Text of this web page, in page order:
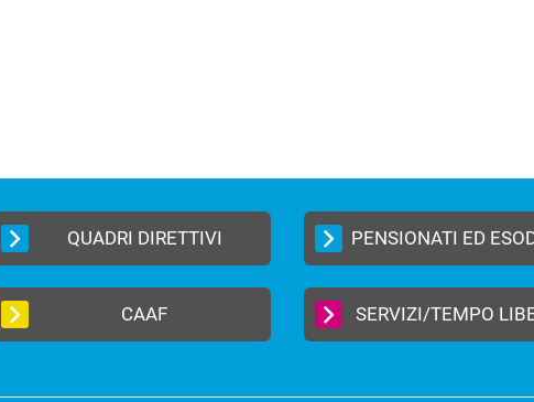
QUADRI DIRETTIVI PENSIONATI ED
CAAF SERVIZI/TEMPO